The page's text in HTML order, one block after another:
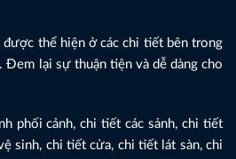
được thể hiện ở các chi tiết bên trong
Đem lại sự thuận tiện và dễ dàng cho
phối cảnh, chi tiết các sảnh, chi tiết
sinh, chi tiết cửa, chi tiết lát sàn, chi